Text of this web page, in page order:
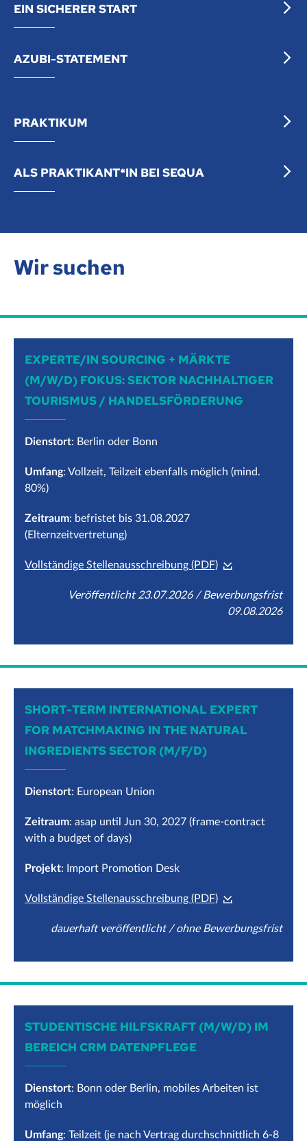
EIN SICHERER START
AZUBI-STATEMENT
PRAKTIKUM
ALS PRAKTIKANT*IN BEI SEQUA
Wir suchen
EXPERTE/IN SOURCING + MÄRKTE
(M/W/D) FOKUS: SEKTOR NACHHALTIGER
TOURISMUS / HANDELSFÖRDERUNG
Dienstort: Berlin oder Bonn
Umfang: Vollzeit, Teilzeit ebenfalls möglich (mind.
80%)
Zeitraum: befristet bis 31.08.2027
(Elternzeitvertretung)
Vollständige Stellenausschreibung (PDF)
Veröffentlicht 23.07.2026 / Bewerbungsfrist
09.08.2026
SHORT-TERM INTERNATIONAL EXPERT
FOR MATCHMAKING IN THE NATURAL
INGREDIENTS SECTOR (M/F/D)
Dienstort: European Union
Zeitraum: asap until Jun 30, 2027 (frame-contract
with a budget of days)
Projekt: Import Promotion Desk
Vollständige Stellenausschreibung (PDF)
dauerhaft veröffentlicht / ohne Bewerbungsfrist
STUDENTISCHE HILFSKRAFT (M/W/D) IM
BEREICH CRM DATENPFLEGE
Dienstort: Bonn oder Berlin, mobiles Arbeiten ist
möglich
Umfang: Teilzeit (je nach Vertrag durchschnittlich 6-8